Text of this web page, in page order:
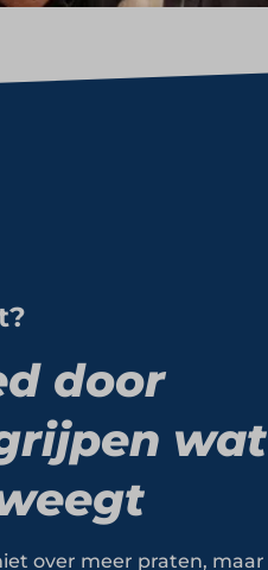
door
wat
over meer praten, maar